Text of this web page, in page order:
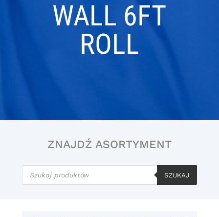
WALL 6FT
ROLL
ZNAJDŹ ASORTYMENT
Wyszukiwarka
produktów
SZUKAJ